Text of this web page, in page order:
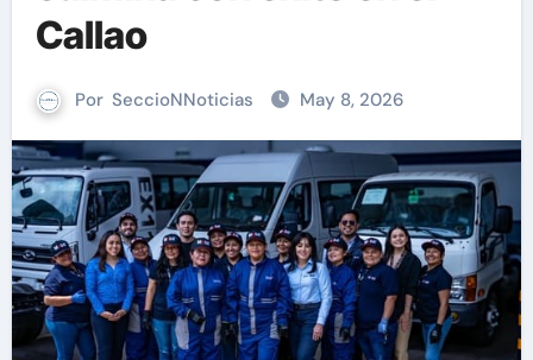
Callao
Por SeccioNNoticias May 8, 2026